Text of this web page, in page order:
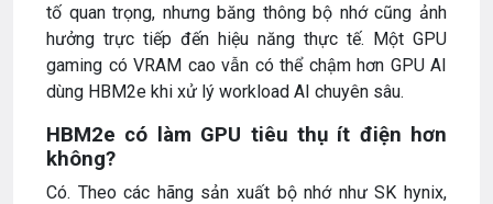
tố quan trọng, nhưng băng thông bộ nhớ cũng ảnh
hưởng trực tiếp đến hiệu năng thực tế. Một GPU
gaming có VRAM cao vẫn có thể chậm hơn GPU AI
dùng HBM2e khi xử lý workload AI chuyên sâu.
HBM2e có làm GPU tiêu thụ ít điện hơn
không?
Có. Theo các hãng sản xuất bộ nhớ như SK hynix,